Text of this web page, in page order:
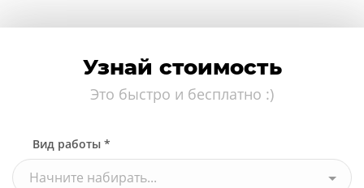
Узнай стоимость
Это быстро и бесплатно :)
Вид работы *
Начните набирать...